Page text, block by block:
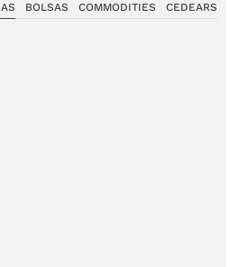
BOLSAS COMMODITIES CEDEARS